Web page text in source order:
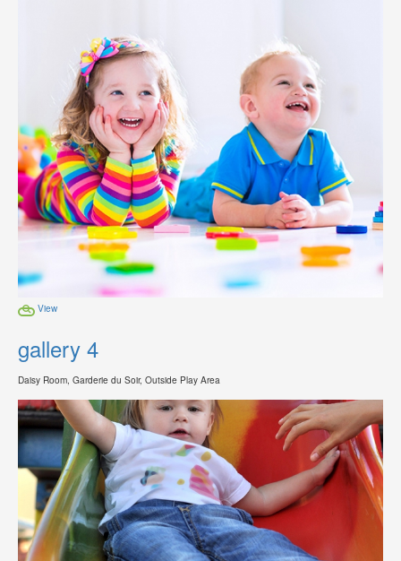
View
gallery 4
Daisy Room, Garderie du Soir, Outside Play Area